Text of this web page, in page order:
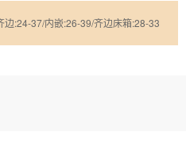
边:24-37/内嵌:26-39/齐边床箱:28-33